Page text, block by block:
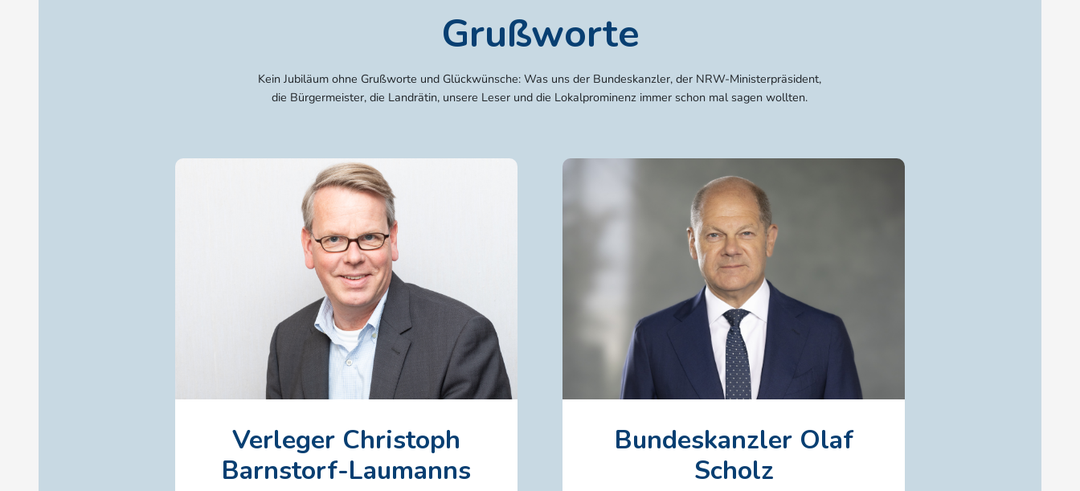
Grußworte
Kein Jubiläum ohne Grußworte und Glückwünsche: Was uns der Bundeskanzler, der NRW-Ministerpräsident,
die Bürgermeister, die Landrätin, unsere Leser und die Lokalprominenz immer schon mal sagen wollten.
Verleger Christoph
Barnstorf-Laumanns
Bundeskanzler Olaf
Scholz